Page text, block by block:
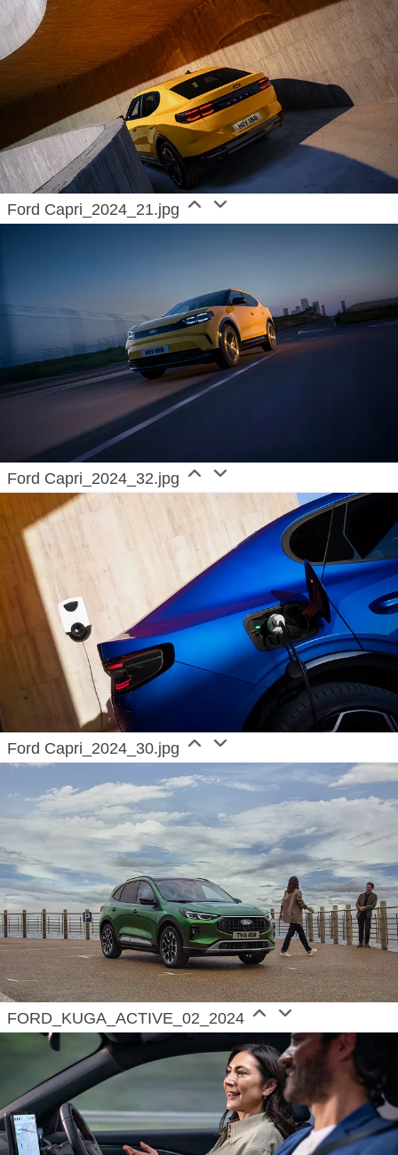
Ford Capri_2024_21.jpg
Ford Capri_2024_32.jpg
Ford Capri_2024_30.jpg
FORD_KUGA_ACTIVE_02_2024